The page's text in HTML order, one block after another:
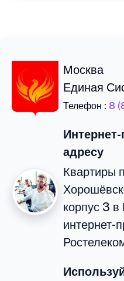
Москва
Единая
Телефон : 8
адресу
Квартиры
корпус 3
интернет-